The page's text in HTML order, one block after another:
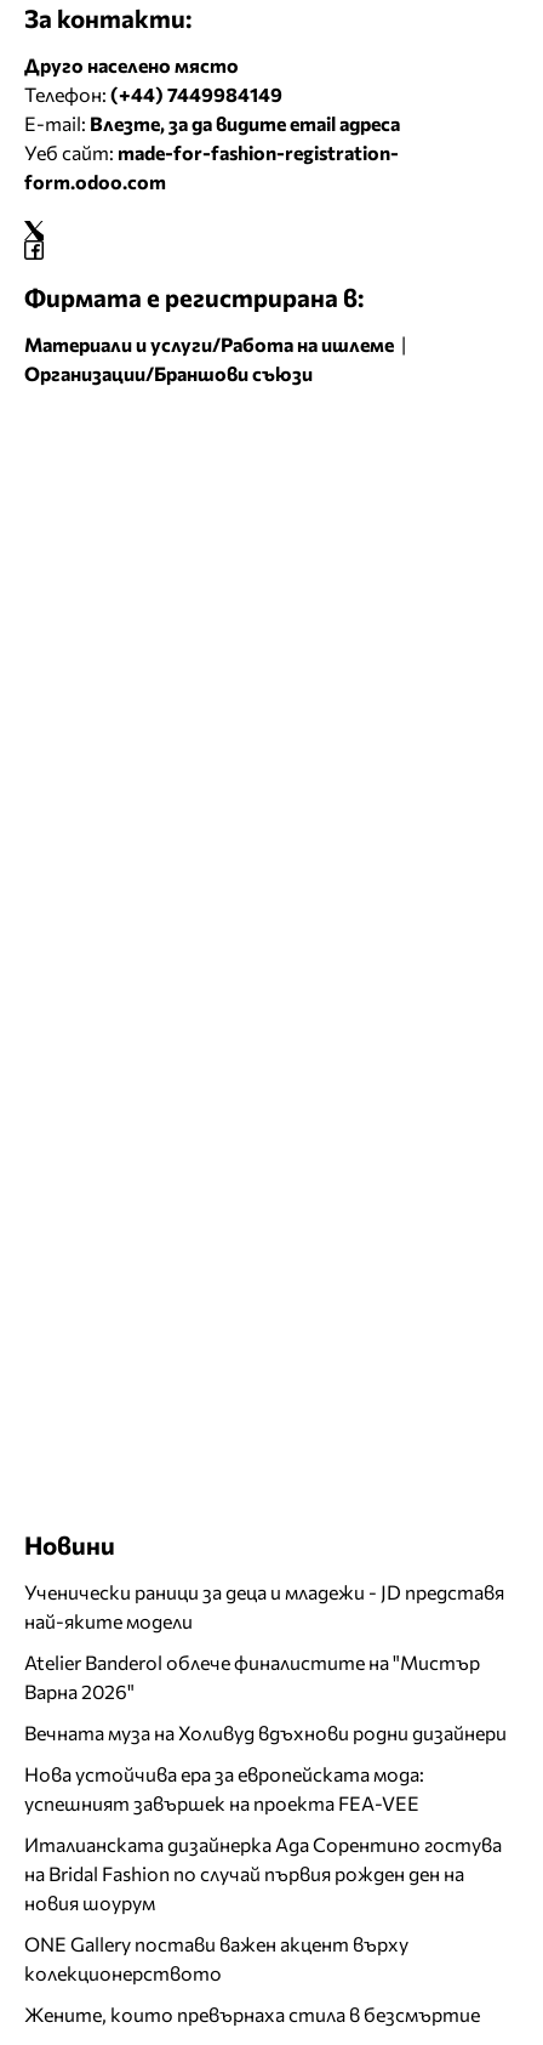
За контакти:
Друго населено място
Телефон: (+44) 7449984149
E-mail: Влезте, за да видите email адреса
Уеб сайт: made-for-fashion-registration-
form.odoo.com
Фирмата е регистрирана в:
Материали и услуги/Работа на ишлеме |
Организации/Браншови съюзи
Новини
Ученически раници за деца и младежи - JD представя
най-яките модели
Atelier Banderol облече финалистите на "Мистър
Варна 2026"
Вечната муза на Холивуд вдъхнови родни дизайнери
Нова устойчива ера за европейската мода:
успешният завършек на проекта FEA-VEE
Италианската дизайнерка Ада Сорентино гостува
на Bridal Fashion по случай първия рожден ден на
новия шоурум
ONE Gallery постави важен акцент върху
колекционерството
Жените, които превърнаха стила в безсмъртие